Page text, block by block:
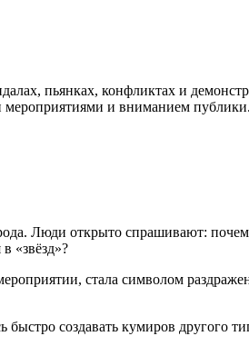
пьянках, конфликтах и
мероприятиями и вниманием публики.
Люди открыто спрашивают:
«звёзд»?
стала символом
создавать кумиров другого